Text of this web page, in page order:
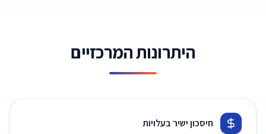
היתרונות המרכזיים
חיסכון ישיר בעלויות